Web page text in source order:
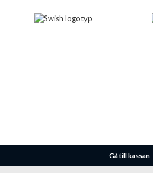
Gå till kassan